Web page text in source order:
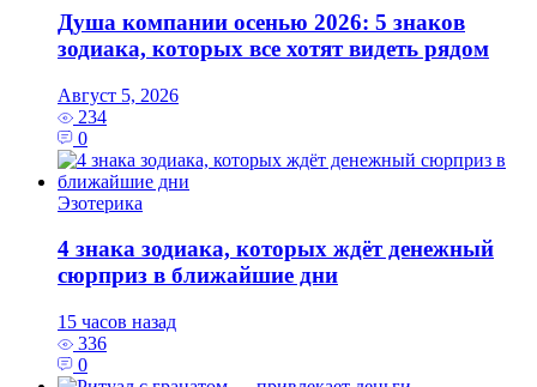
Душа компании осенью 2026: 5 знаков
зодиака, которых все хотят видеть рядом
Август 5, 2026
234
0
Эзотерика
4 знака зодиака, которых ждёт денежный
сюрприз в ближайшие дни
15 часов назад
336
0